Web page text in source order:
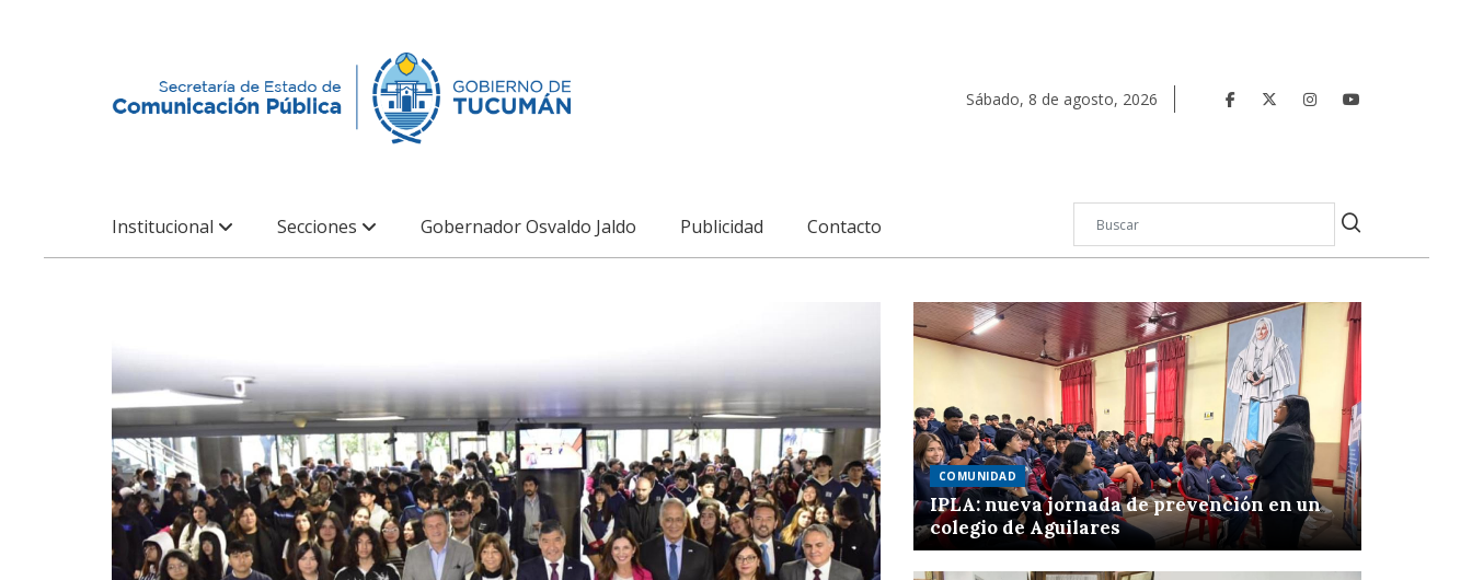
Sábado, 8 de agosto, 2026
Institucional Secciones Gobernador Osvaldo Jaldo Publicidad Contacto
COMUNIDAD
IPLA: nueva jornada de prevención en un
colegio de Aguilares